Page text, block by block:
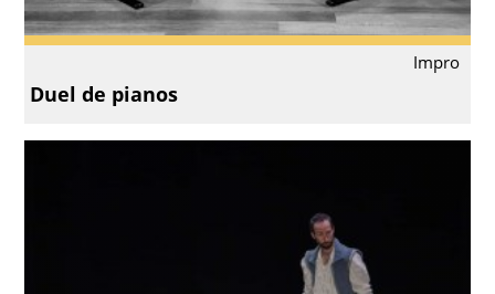
Impro
Duel de pianos